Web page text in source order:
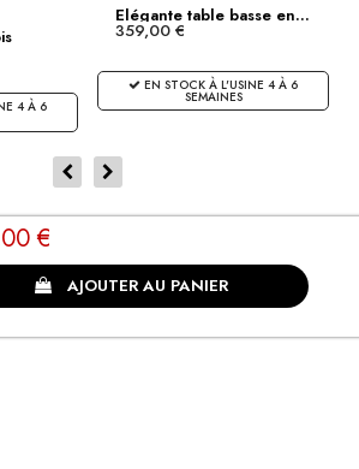
4 À 6
Elégante table basse en...
359,00 €
EN STOCK À L'USINE 4 À 6
SEMAINES
€
AJOUTER AU PANIER
SATISFAITS